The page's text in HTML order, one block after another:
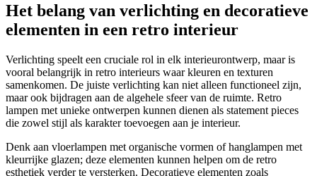
Het belang van verlichting en decoratieve
elementen in een retro interieur
Verlichting speelt een cruciale rol in elk interieurontwerp, maar is
vooral belangrijk in retro interieurs waar kleuren en texturen
samenkomen. De juiste verlichting kan niet alleen functioneel zijn,
maar ook bijdragen aan de algehele sfeer van de ruimte. Retro
lampen met unieke ontwerpen kunnen dienen als statement pieces
die zowel stijl als karakter toevoegen aan je interieur.
Denk aan vloerlampen met organische vormen of hanglampen met
kleurrijke glazen; deze elementen kunnen helpen om de retro
esthetiek verder te versterken. Decoratieve elementen zoals